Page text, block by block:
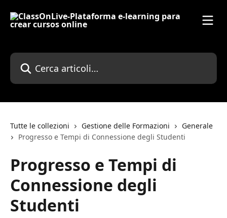
Cerca articoli…
Tutte le collezioni Gestione delle Formazioni
Generale
Progresso e Tempi di Connessione degli Studenti
Progresso e Tempi di
Connessione degli
Studenti